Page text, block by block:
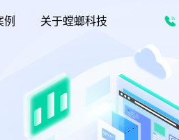
例 关于螳螂科技